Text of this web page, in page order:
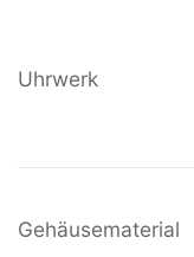
Uhrwerk
Gehäusematerial